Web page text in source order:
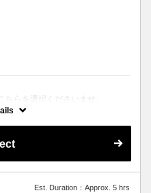
ちらを選択くださいませ。
。
Est. Duration：Approx. 5 hrs